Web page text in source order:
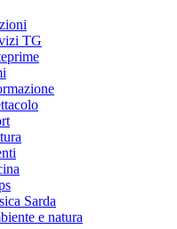
TG
Sarda
e natura